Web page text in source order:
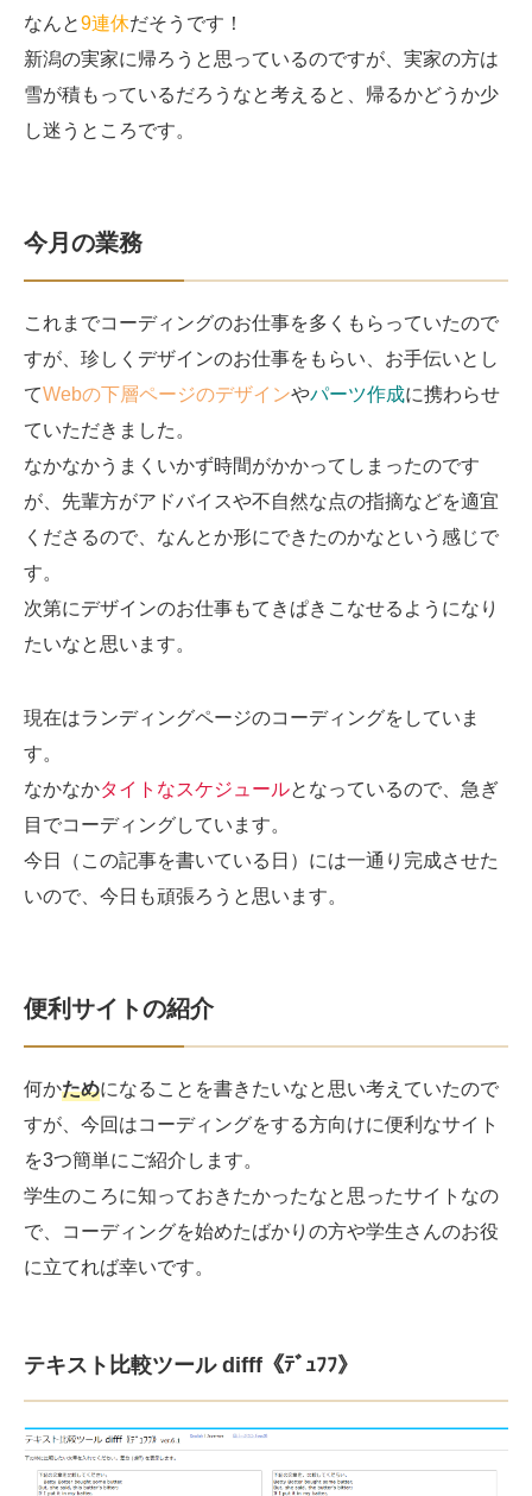
なんと9連休だそうです！
新潟の実家に帰ろうと思っているのですが、実家の方は
雪が積もっているだろうなと考えると、帰るかどうか少
し迷うところです。
今月の業務
これまでコーディングのお仕事を多くもらっていたので
すが、珍しくデザインのお仕事をもらい、お手伝いとし
てWebの下層ページのデザインやパーツ作成に携わらせ
ていただきました。
なかなかうまくいかず時間がかかってしまったのです
が、先輩方がアドバイスや不自然な点の指摘などを適宜
くださるので、なんとか形にできたのかなという感じで
す。
次第にデザインのお仕事もてきぱきこなせるようになり
たいなと思います。
現在はランディングページのコーディングをしていま
す。
なかなかタイトなスケジュールとなっているので、急ぎ
目でコーディングしています。
今日（この記事を書いている日）には一通り完成させた
いので、今日も頑張ろうと思います。
便利サイトの紹介
何かためになることを書きたいなと思い考えていたので
すが、今回はコーディングをする方向けに便利なサイト
を3つ簡単にご紹介します。
学生のころに知っておきたかったなと思ったサイトなの
で、コーディングを始めたばかりの方や学生さんのお役
に立てれば幸いです。
テキスト比較ツール difff《ﾃﾞｭﾌﾌ》